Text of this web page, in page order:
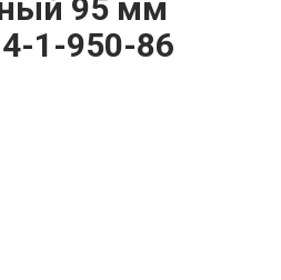
95 мм
1-950-86